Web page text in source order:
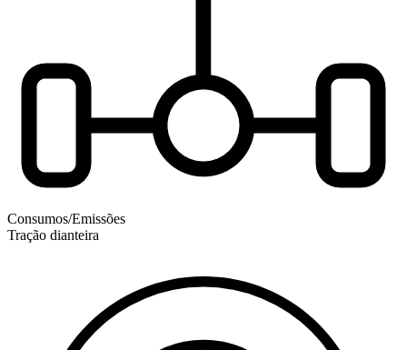
Consumos/Emissões
Tração dianteira